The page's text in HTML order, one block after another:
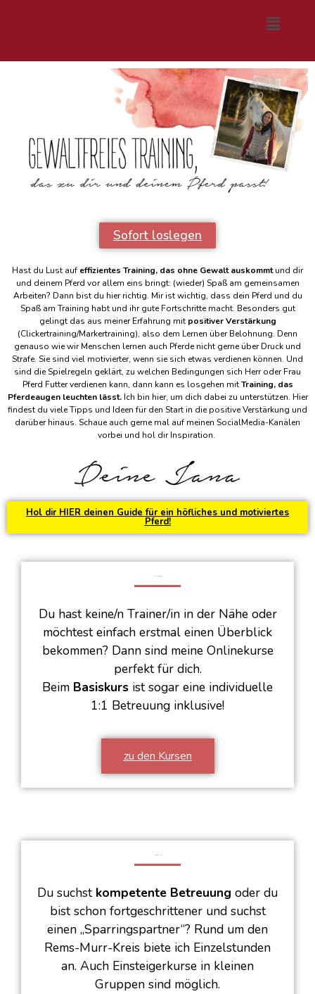
Sofort loslegen
Hast du Lust auf effizientes Training, das ohne Gewalt auskommtund dir
und deinem Pferd vor allem eins bringt: (wieder) Spaß am gemeinsamen
Arbeiten? Dann bist du hier richtig. Mir ist wichtig, dass dein Pferd und du
Spaß am Training habt und ihr gute Fortschritte macht. Besonders gut
gelingt das aus meiner Erfahrung mit positiver Verstärkung
(Clickertraining/Markertraining), also dem Lernen über Belohnung. Denn
genauso wie wir Menschen lernen auch Pferde nicht gerne über Druck und
Strafe. Sie sind viel motivierter, wenn sie sich etwas verdienen können. Und
sind die Spielregeln geklärt, zu welchen Bedingungen sich Herr oder Frau
Pferd Futter verdienen kann, dann kann es losgehen mitTraining, das
Pferdeaugen leuchten lässt.Ich bin hier, um dich dabei zu unterstützen. Hier
findest du viele Tipps und Ideen für den Start in die positive Verstärkung und
darüber hinaus. Schaue auch gerne mal auf meinen SocialMedia-Kanälen
vorbei und hol dir Inspiration.
Hol dir HIER deinen Guide für ein höfliches und motiviertes
Pferd!
Du hast keine/n Trainer/in in der Nähe oder
möchtest einfach erstmal einen Überblick
bekommen? Dann sind meine Onlinekurse
perfekt für dich.
Beim Basiskurs ist sogar eine individuelle
1:1 Betreuung inklusive!
zu den Kursen
Du suchst kompetente Betreuung oder du
bist schon fortgeschrittener und suchst
einen „Sparringspartner“? Rund um den
Rems-Murr-Kreis biete ich Einzelstunden
an. Auch Einsteigerkurse in kleinen
Gruppen sind möglich.